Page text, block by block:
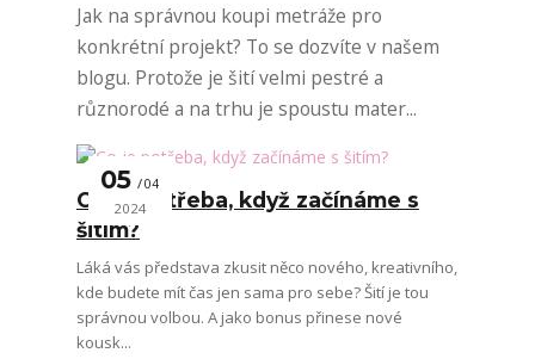
Jak na správnou koupi metráže pro
konkrétní projekt? To se dozvíte v našem
blogu. Protože je šití velmi pestré a
různorodé a na trhu je spoustu mater...
05 04
2024
Co je potřeba, když začínáme s
šitím?
Láká vás představa zkusit něco nového, kreativního,
kde budete mít čas jen sama pro sebe? Šití je tou
správnou volbou. A jako bonus přinese nové
kousk...